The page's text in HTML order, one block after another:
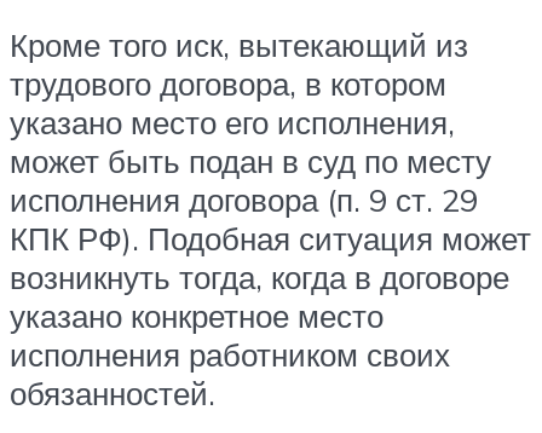
Кроме того иск, вытекающий из
трудового договора, в котором
указано место его исполнения,
может быть подан в суд по месту
исполнения договора (п. 9 ст. 29
КПК РФ). Подобная ситуация может
возникнуть тогда, когда в договоре
указано конкретное место
исполнения работником своих
обязанностей.